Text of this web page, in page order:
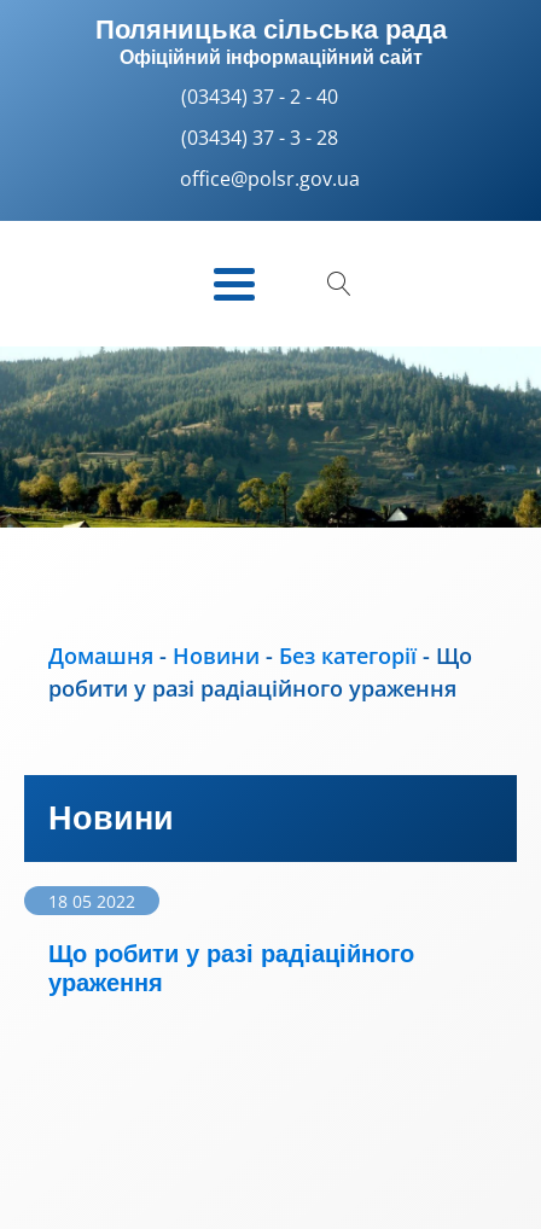
Поляницька сільська рада
Офіційний інформаційний сайт
(03434) 37 - 2 - 40
(03434) 37 - 3 - 28
office@polsr.gov.ua
Домашня - Новини - Без категорії- Що
робити у разі радіаційного ураження
Новини
18 05 2022
Що робити у разі радіаційного
ураження